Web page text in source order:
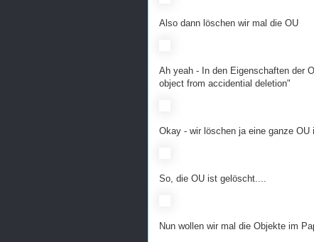
Also dann löschen wir mal die OU
Ah yeah - In den Eigenschaften der
object from accidential deletion"
Okay - wir löschen ja eine ganze OU
So, die OU ist gelöscht....
Nun wollen wir mal die Objekte im